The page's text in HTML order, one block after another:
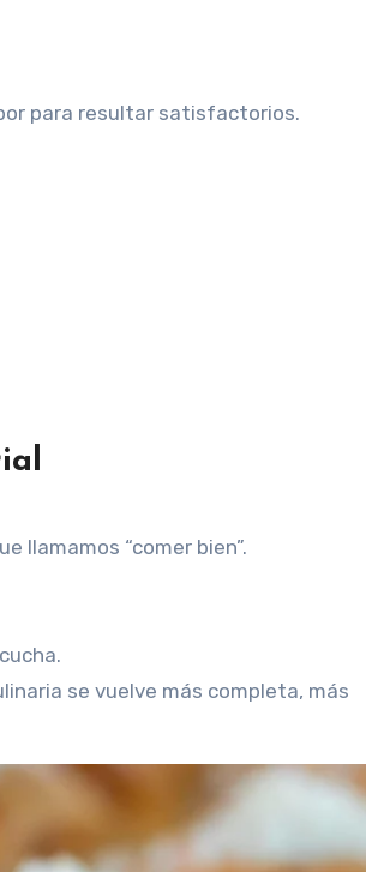
para resultar satisfactorios.
llamamos “comer bien”.
se vuelve más completa, más